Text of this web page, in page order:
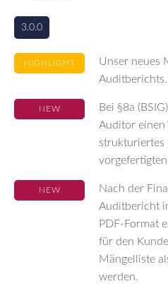
3.0.0
HIGHLIGHT
Unser neues
Auditberichts.
NEW
Bei §8a
Auditor einen
strukturiertes
NEW
Nach der
Auditbericht
PDF-Format
für den
Mängelliste
werden.